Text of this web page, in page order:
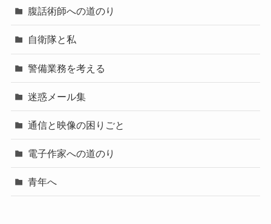
腹話術師への道のり
自衛隊と私
警備業務を考える
迷惑メール集
通信と映像の困りごと
電子作家への道のり
青年へ